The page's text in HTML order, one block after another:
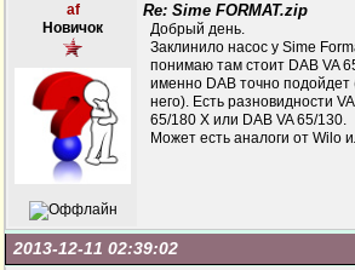
af
Новичок
Re: Sime FORMAT.zip
Добрый день.
Заклинило насос у Sime
понимаю там стоит DAB VA
именно DAB точно подойдет
него). Есть разновидности
65/180 X или DAB VA 65/130.
Может есть аналоги от Wilo
2013-12-11 02:39:02